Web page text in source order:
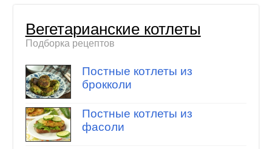
Вегетарианские котлеты
Подборка рецептов
Постные котлеты из
брокколи
Постные котлеты из
фасоли